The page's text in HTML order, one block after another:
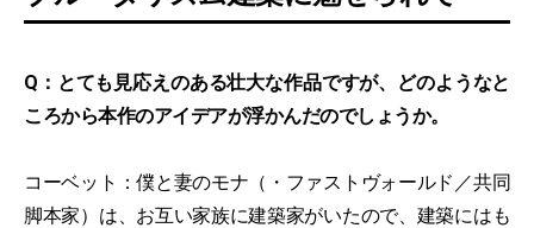
Q：とても見応えのある壮大な作品ですが、どのようなと
ころから本作のアイデアが浮かんだのでしょうか。
コーベット：僕と妻のモナ（・ファストヴォールド／共同
脚本家）は、お互い家族に建築家がいたので、建築にはも